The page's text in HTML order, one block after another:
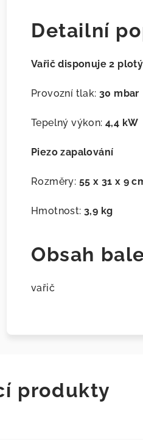
Detailní
Vařič disponuje 2
Provozní tlak: 30 mbar
Tepelný výkon: 4,4 kW
Piezo zapalování
Rozměry: 55 x 31 x 9
Hmotnost: 3,9 kg
Obsah
vařič
produkty